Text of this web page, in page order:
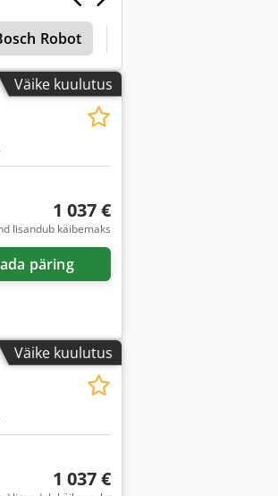
Robot
Väike kuulutus
1 037 €
lisandub käibemaks
päring
Väike kuulutus
1 037 €